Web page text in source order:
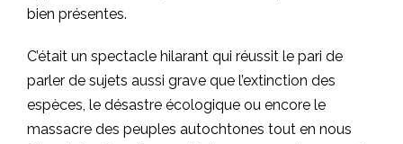
bien présentes.
C’était un spectacle hilarant qui réussit le pari de
parler de sujets aussi grave que l’extinction des
espèces, le désastre écologique ou encore le
massacre des peuples autochtones tout en nous